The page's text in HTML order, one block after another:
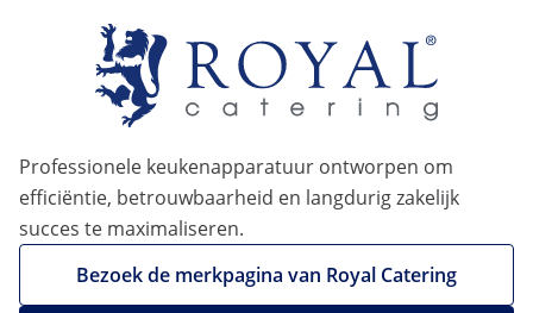
Professionele keukenapparatuur ontworpen om
efficiëntie, betrouwbaarheid en langdurig zakelijk
succes te maximaliseren.
Bezoek de merkpagina van Royal Catering